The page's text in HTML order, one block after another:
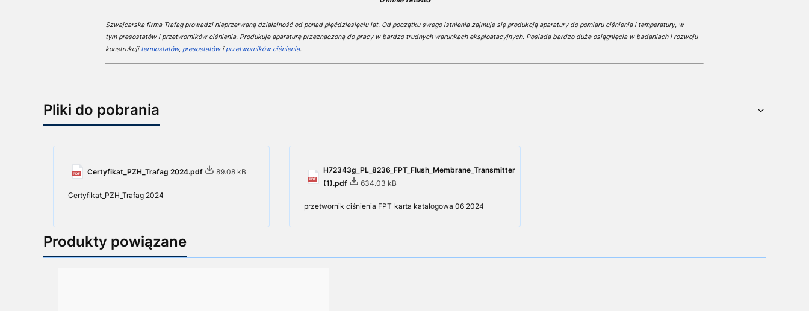
Szwajcarska firma Trafag prowadzi nieprzerwaną działalność od ponad pięćdziesięciu lat. Od początku swego istnienia zajmuje się produkcją aparatury do pomiaru ciśnienia i temperatury, w
tym presostatów i przetworników ciśnienia. Produkuje aparaturę przeznaczoną do pracy w bardzo trudnych warunkach eksploatacyjnych. Posiada bardzo duże osiągnięcia w badaniach i rozwoju
konstrukcji termostatów, presostatówi przetworników ciśnienia.
Pliki do pobrania
Certyfikat_PZH_Trafag 2024.pdf 89.08 kB
Certyfikat_PZH_Trafag 2024
H72343g_PL_8236_FPT_Flush_Membrane_Transmitter
(1).pdf
634.03 kB
przetwornik ciśnienia FPT_karta katalogowa 06 2024
Produkty powiązane